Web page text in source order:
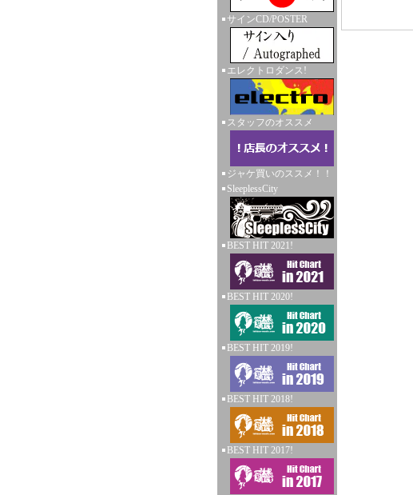
サインCD/POSTER
エレクトロダンス!
スタッフのオススメ
ジャケ買いのススメ！！
SleeplessCity
BEST HIT 2021!
BEST HIT 2020!
BEST HIT 2019!
BEST HIT 2018!
BEST HIT 2017!